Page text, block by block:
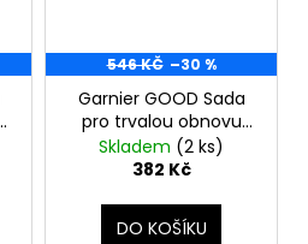
546 KČ –30 %
Garnier GOOD Sada
pro trvalou obnovu
vlasů, 7.0 Almond Dark
Blonde
Skladem (2 ks)
382 Kč
DO KOŠÍKU